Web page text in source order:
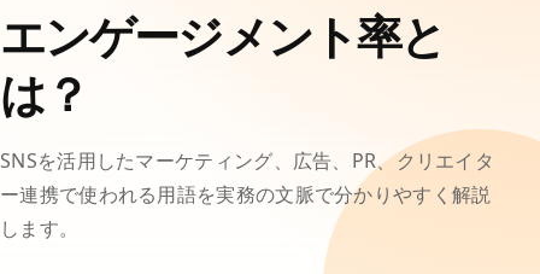
エンゲージメント率と
は？
SNSを活用したマーケティング、広告、PR、クリエイタ
ー連携で使われる用語を実務の文脈で分かりやすく解説
します。